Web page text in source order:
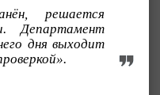
решается
Департамент
дня выходит